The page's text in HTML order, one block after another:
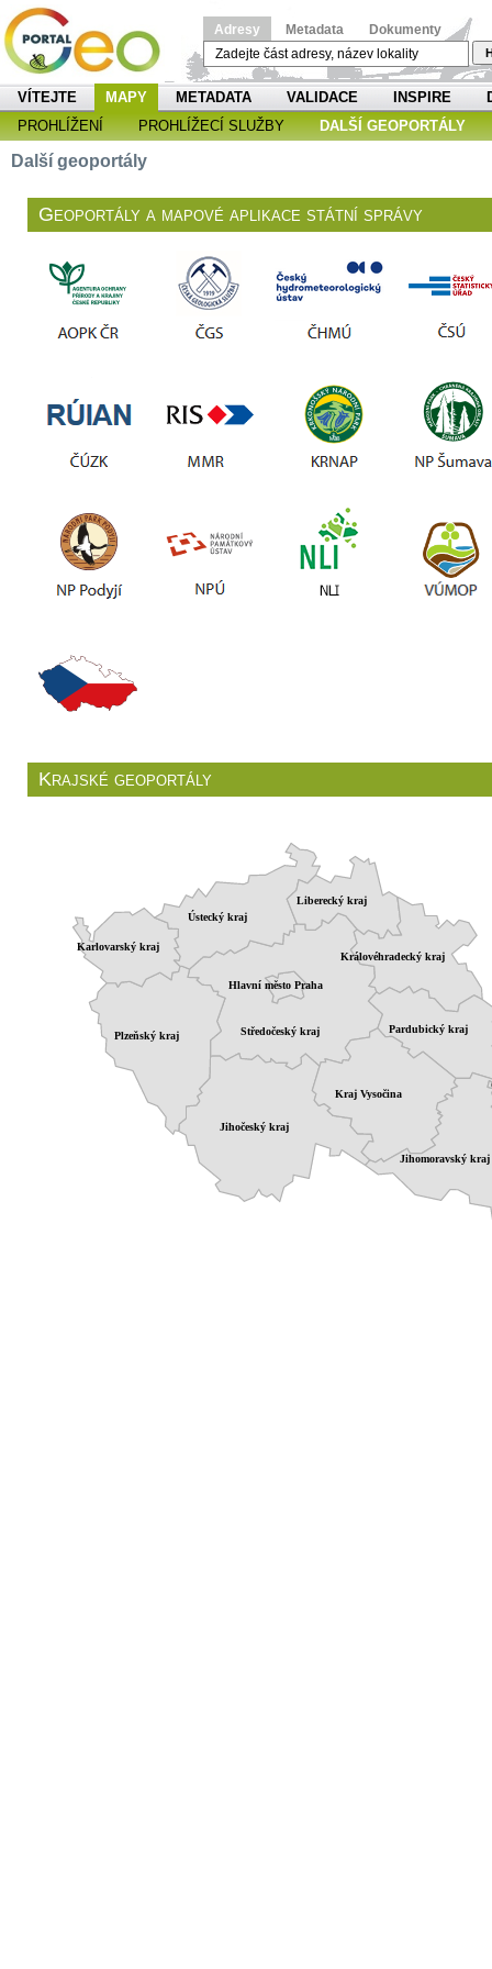
Adresy Metadata Dokumenty
VÍTEJTE MAPY METADATA VALIDACE INSPIRE
PROHLÍŽENÍ
PROHLÍŽECÍ SLUŽBY DALŠÍ GEOPORTÁLY
Další geoportály
Geoportály a mapové aplikace státní správy
Krajské geoportály
Jihočeský kraj
Středočeský kraj
Plzeňský kraj
Kraj Vysočina
Ústecký kraj
Jihomoravský kraj
Pardubický kraj
Liberecký kraj
Karlovarský kraj
Královéhradecký kraj
Hlavní město Praha